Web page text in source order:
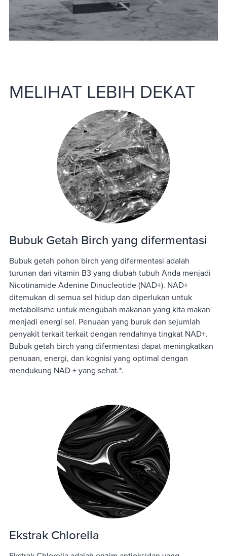
MELIHAT LEBIH DEKAT
Bubuk Getah Birch yang difermentasi
Bubuk getah pohon birch yang difermentasi adalah
turunan dari vitamin B3 yang diubah tubuh Anda menjadi
Nicotinamide Adenine Dinucleotide (NAD+). NAD+
ditemukan di semua sel hidup dan diperlukan untuk
metabolisme untuk mengubah makanan yang kita makan
menjadi energi sel. Penuaan yang buruk dan sejumlah
penyakit terkait terkait dengan rendahnya tingkat NAD+.
Bubuk getah birch yang difermentasi dapat meningkatkan
penuaan, energi, dan kognisi yang optimal dengan
mendukung NAD + yang sehat.*.
kemanjuran terbaik dari formulasi Alpha Hope. BioPQQ®
terdaftar di Daftar Makanan Baru yang Disetujui Uni Eropa.
Selain itu, BioPQQ® memiliki status GRAS (Generally
Recognized as Safe) dengan sertifikasi dari program
jaminan kualitas Informed-Choice dan Informed-Sport.
Ekstrak Chlorella